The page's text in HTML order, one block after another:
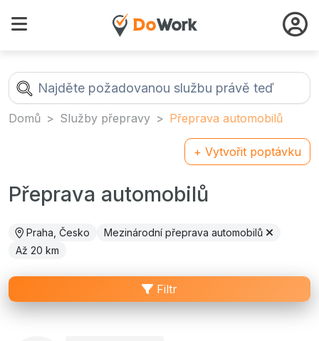
Domů Služby přepravy Přeprava automobilů
+ Vytvořit poptávku
Přeprava automobilů
Praha, Česko
Mezinárodní přeprava automobilů
Až 20 km
Filtr